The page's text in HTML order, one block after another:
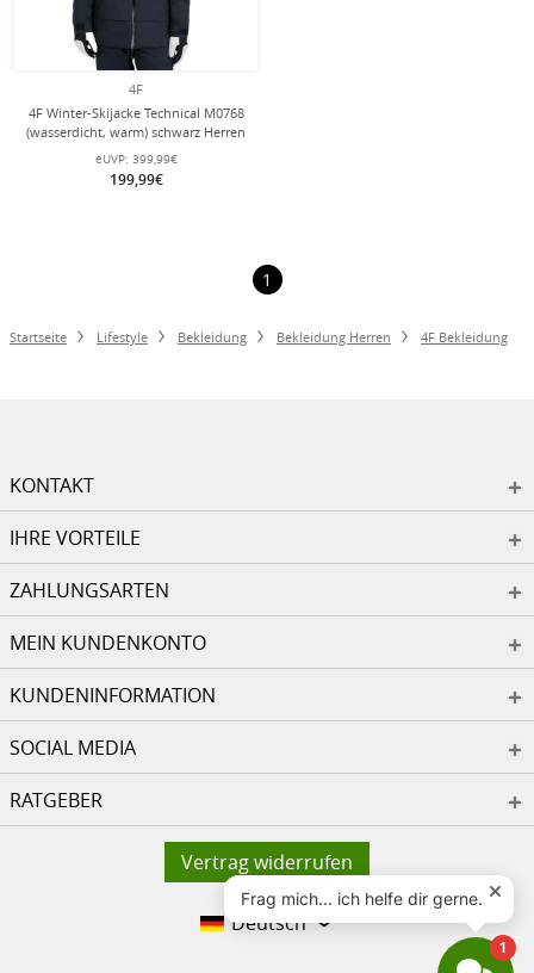
4F
4F Winter-Skijacke Technical M0768
(wasserdicht, warm) schwarz Herren
eUVP: 399,99€
199,99€
1
Startseite Lifestyle Bekleidung Bekleidung Herren 4F Bekleidung
KONTAKT
IHRE VORTEILE
ZAHLUNGSARTEN
MEIN KUNDENKONTO
KUNDENINFORMATION
SOCIAL MEDIA
RATGEBER
Vertrag widerrufen
Deutsch